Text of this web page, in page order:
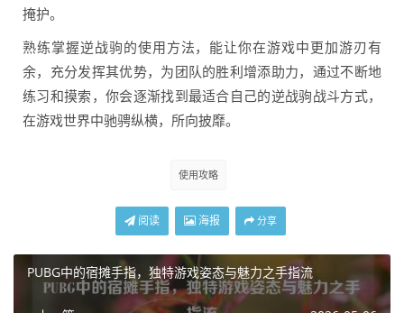
掩护。
熟练掌握逆战驹的使用方法，能让你在游戏中更加游刃有
余，充分发挥其优势，为团队的胜利增添助力，通过不断地
练习和摸索，你会逐渐找到最适合自己的逆战驹战斗方式，
在游戏世界中驰骋纵横，所向披靡。
使用攻略
阅读 海报 分享
PUBG中的宿摊手指，独特游戏姿态与魅力之手指流